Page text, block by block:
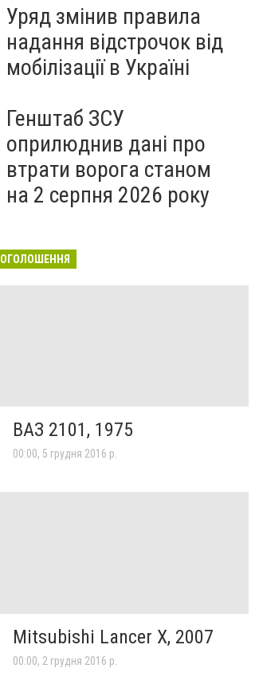
Уряд змінив правила
надання відстрочок від
мобілізації в Україні
Генштаб ЗСУ
оприлюднив дані про
втрати ворога станом
на 2 серпня 2026 року
ОГОЛОШЕННЯ
ВАЗ 2101, 1975
00:00, 5 грудня 2016 р.
Mitsubishi Lancer X, 2007
00:00, 2 грудня 2016 р.